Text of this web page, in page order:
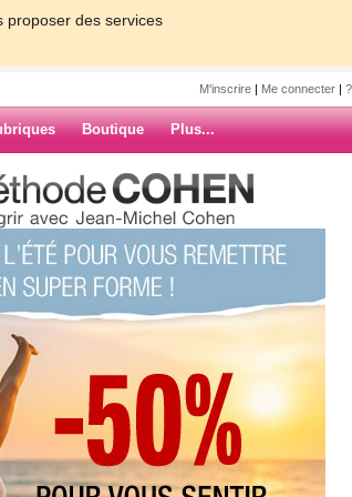
proposer des services
M'inscrire | Me connecter |
Boutique Plus...
sale
aux skis,
ARCHIVES